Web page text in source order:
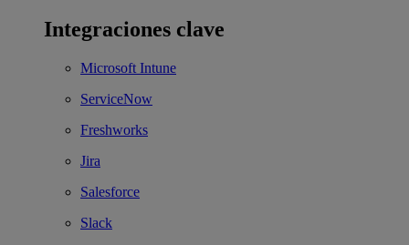
Integraciones clave
Microsoft Intune
ServiceNow
Freshworks
Jira
Salesforce
Slack